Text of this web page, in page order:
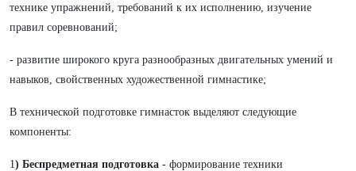
технике упражнений, требований к их исполнению, изучение
правил соревнований;
- развитие широкого круга разнообразных двигательных умений и
навыков, свойственных художественной гимнастике;
В технической подготовке гимнасток выделяют следующие
компоненты:
1) Беспредметная подготовка - формирование техники